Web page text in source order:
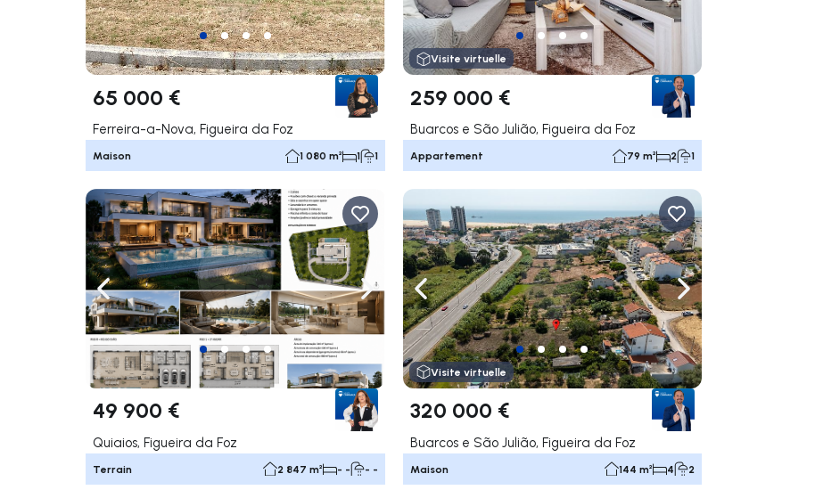
65 000 €
Ferreira-a-Nova, Figueira da Foz
Maison 1 080 m² 1 1
Visite virtuelle
259 000 €
Buarcos e São Julião, Figueira da Foz
Appartement 79 m² 2 1
Naviguer vers la gauche Naviguer vers la droite
49 900 €
Quiaios, Figueira da Foz
Terrain 2 847 m² - - - -
Naviguer vers la gauche Naviguer vers la droite
Visite virtuelle
320 000 €
Buarcos e São Julião, Figueira da Foz
Maison 144 m² 4 2